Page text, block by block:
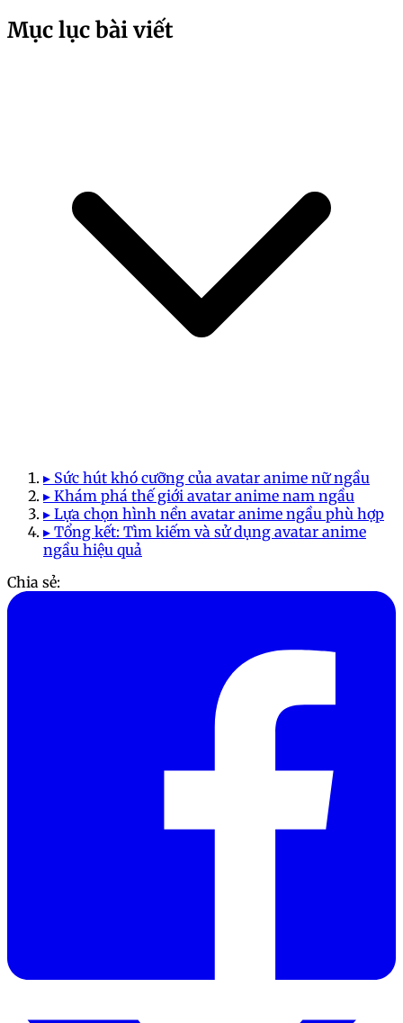
Mục lục bài viết
▸ Sức hút khó cưỡng của avatar anime nữ ngầu
▸ Khám phá thế giới avatar anime nam ngầu
▸ Lựa chọn hình nền avatar anime ngầu phù hợp
▸ Tổng kết: Tìm kiếm và sử dụng avatar anime
ngầu hiệu quả
Chia sẻ: